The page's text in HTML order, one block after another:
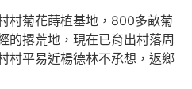
村菊花蒔植基地，800多畝菊
的撂荒地，現在已育出村落周
村平易近楊德林不承想，返鄉